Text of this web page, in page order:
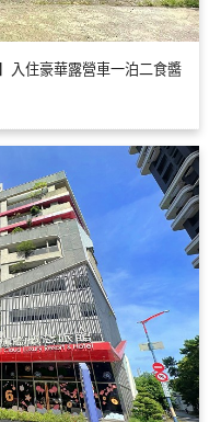
入住豪華露營車一泊二食醬